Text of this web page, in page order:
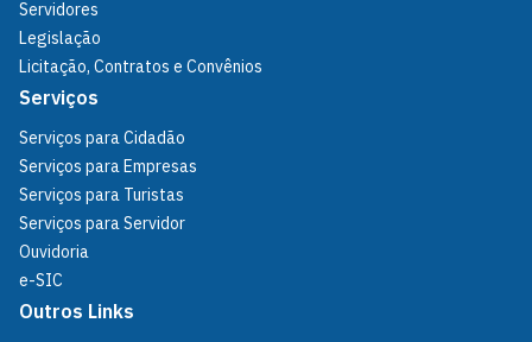
Servidores
Legislação
Licitação, Contratos e Convênios
Serviços
Serviços para Cidadão
Serviços para Empresas
Serviços para Turistas
Serviços para Servidor
Ouvidoria
e-SIC
Outros Links